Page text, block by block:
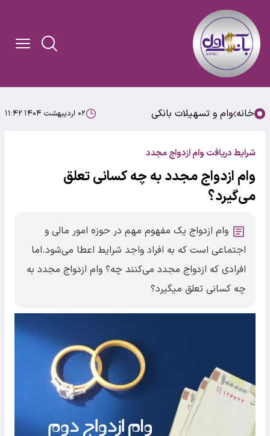
خانه وام و تسهیلات بانکی ۰۲ اردیبهشت ۱۴۰۴ ۱۱:۴۲
شرایط دریافت وام ازدواج مجدد
وام ازدواج مجدد به چه کسانی تعلق
می‌گیرد؟
وام ازدواج یک مفهوم مهم در حوزه امور مالی و
اجتماعی است که به افراد واجد شرایط اعطا می‌شود.اما
افرادی که ازدواج مجدد می‌کنند چه؟ وام ازدواج مجدد به
چه کسانی تعلق میگیرد؟